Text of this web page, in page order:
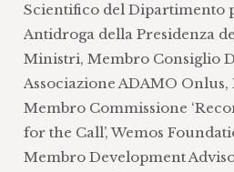
Scientifico del Dipartimento
Antidroga della Presidenza
Ministri, Membro Consiglio
Associazione ADAMO
Membro Commissione
for the Call’, Wemos
Membro Development